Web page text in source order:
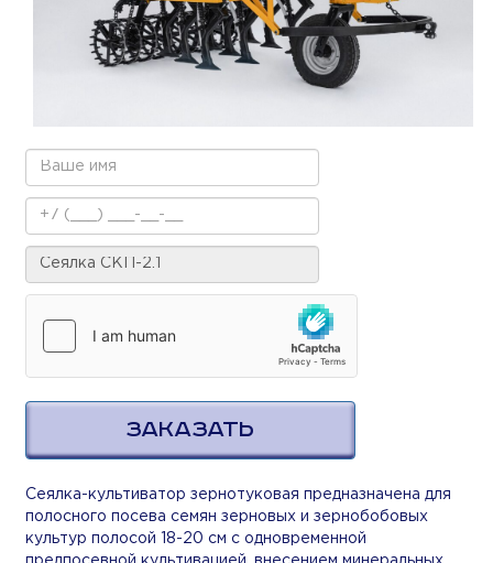
ЗАКАЗАТЬ
Сеялка-культиватор зернотуковая предназначена для
полосного посева семян зерновых и зернобобовых
культур полосой 18-20 см с одновременной